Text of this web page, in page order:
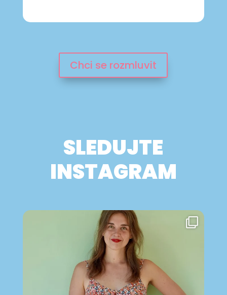
Chci se rozmluvit
SLEDUJTE
INSTAGRAM